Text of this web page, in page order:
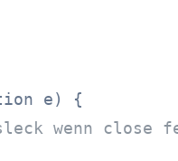
e) {
wenn close